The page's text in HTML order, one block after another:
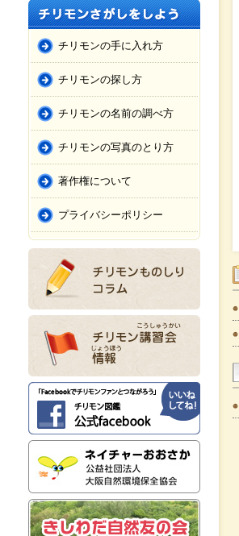
チリモンの手に入れ方
チリモンの探し方
チリモンの名前の調べ方
チリモンの写真のとり方
著作権について
プライバシーポリシー